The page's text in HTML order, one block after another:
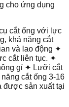
cho ứng dụng
cắt ống với lực
khả năng cắt
và lao động ✦
cắt liên tục. ✦
gỉ ✦ Lưỡi cắt
cắt ống 3-16
được sản xuất tại